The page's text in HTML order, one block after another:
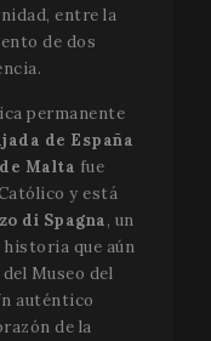
entre la
de dos
permanente
de España
Malta fue
y está
di Spagna, un
que aún
Museo del
auténtico
de la